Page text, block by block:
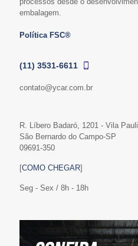
embalagem.
Política FSC®
(11) 3531-6611
contato@ycar.com.br
R. Líbero Badaró, 1201 - Vila
São Bernardo do Campo-SP
09691-350
[COMO CHEGAR]
Seg - Sex / 8h - 18h